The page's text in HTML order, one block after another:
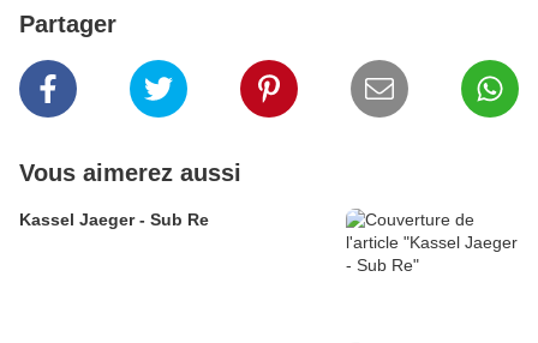
Partager
Vous aimerez aussi
Kassel Jaeger - Sub Re